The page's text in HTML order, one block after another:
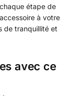
étape de
à votre
de tranquillité et
avec ce